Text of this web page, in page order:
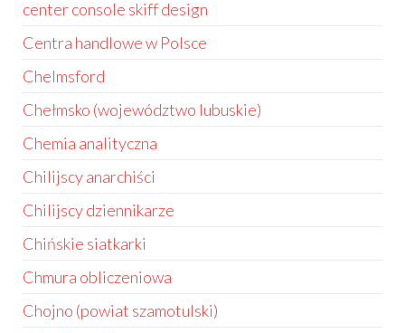
center console skiff design
Centra handlowe w Polsce
Chelmsford
Chełmsko (województwo lubuskie)
Chemia analityczna
Chilijscy anarchiści
Chilijscy dziennikarze
Chińskie siatkarki
Chmura obliczeniowa
Chojno (powiat szamotulski)